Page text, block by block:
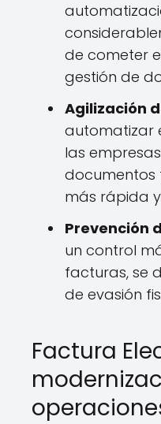
de cometer
gestión de
Agilización
automatizar
las
documentos
más rápida
Prevención
un control
facturas, se
de evasión
Factura